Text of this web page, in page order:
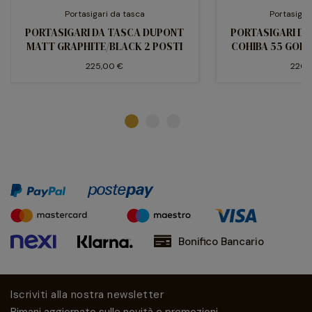
Portasigari da tasca
PORTASIGARI DA TASCA DUPONT
MATT GRAPHITE/BLACK 2 POSTI
225,00 €
PORTASIGARI
COHIBA 55
Bonifico Bancario
Iscriviti alla nostra newsletter